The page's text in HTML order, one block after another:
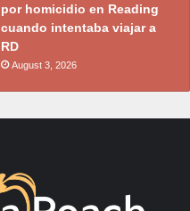
por homicidio en Reading
cuando intentaba viajar a
RD
August 3, 2026